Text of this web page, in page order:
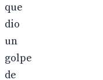
que
dio
un
golpe
de